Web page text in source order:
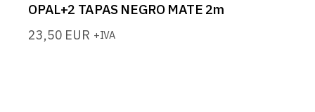
OPAL+2 TAPAS NEGRO MATE 2m
23,50 EUR +IVA